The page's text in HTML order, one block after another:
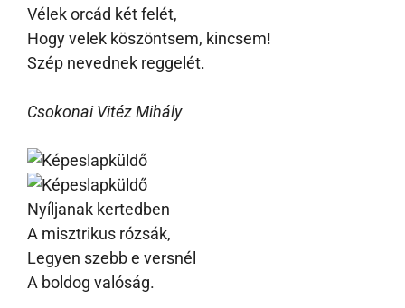
Vélek orcád két felét,
Hogy velek köszöntsem, kincsem!
Szép nevednek reggelét.
Csokonai Vitéz Mihály
Nyíljanak kertedben
A misztrikus rózsák,
Legyen szebb e versnél
A boldog valóság.